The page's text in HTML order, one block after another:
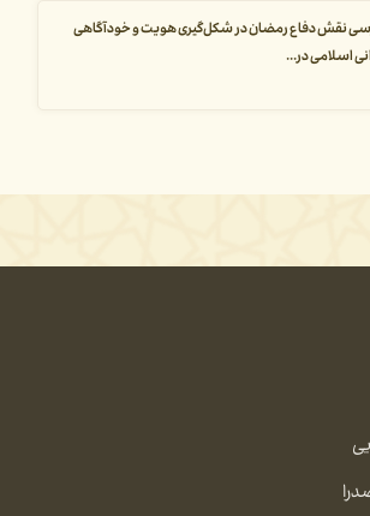
نقش دفاع رمضان در شکل‌گیری هویت و خودآگاهی
اسلامی در...